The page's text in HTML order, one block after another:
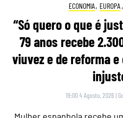
ECONOMIA, EUROPA ,
“Só quero o que é
79 anos recebe
viuvez e de reforma
19:00 4 Agosto, 2026 |